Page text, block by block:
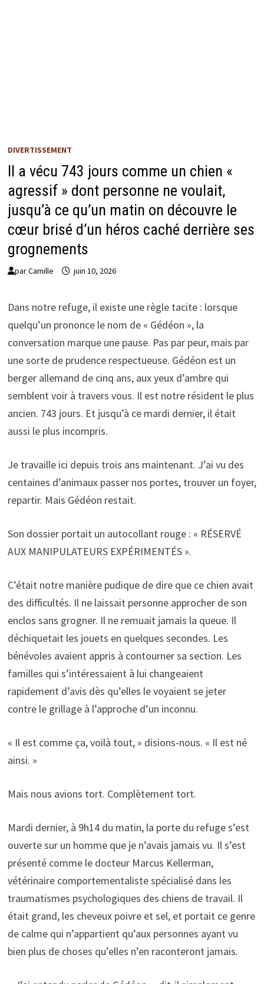
DIVERTISSEMENT
Il a vécu 743 jours comme un chien «
agressif » dont personne ne voulait,
jusqu’à ce qu’un matin on découvre le
cœur brisé d’un héros caché derrière ses
grognements
parCamille juin 10, 2026
Dans notre refuge, il existe une règle tacite : lorsque
quelqu’un prononce le nom de « Gédéon », la
conversation marque une pause. Pas par peur, mais par
une sorte de prudence respectueuse. Gédéon est un
berger allemand de cinq ans, aux yeux d’ambre qui
semblent voir à travers vous. Il est notre résident le plus
ancien. 743 jours. Et jusqu’à ce mardi dernier, il était
aussi le plus incompris.
Je travaille ici depuis trois ans maintenant. J’ai vu des
centaines d’animaux passer nos portes, trouver un foyer,
repartir. Mais Gédéon restait.
Son dossier portait un autocollant rouge : « RÉSERVÉ
AUX MANIPULATEURS EXPÉRIMENTÉS ».
C’était notre manière pudique de dire que ce chien avait
des difficultés. Il ne laissait personne approcher de son
enclos sans grogner. Il ne remuait jamais la queue. Il
déchiquetait les jouets en quelques secondes. Les
bénévoles avaient appris à contourner sa section. Les
familles qui s’intéressaient à lui changeaient
rapidement d’avis dès qu’elles le voyaient se jeter
contre le grillage à l’approche d’un inconnu.
« Il est comme ça, voilà tout, » disions-nous. « Il est né
ainsi. »
Mais nous avions tort. Complètement tort.
Mardi dernier, à 9h14 du matin, la porte du refuge s’est
ouverte sur un homme que je n’avais jamais vu. Il s’est
présenté comme le docteur Marcus Kellerman,
vétérinaire comportementaliste spécialisé dans les
traumatismes psychologiques des chiens de travail. Il
était grand, les cheveux poivre et sel, et portait ce genre
de calme qui n’appartient qu’aux personnes ayant vu
bien plus de choses qu’elles n’en raconteront jamais.